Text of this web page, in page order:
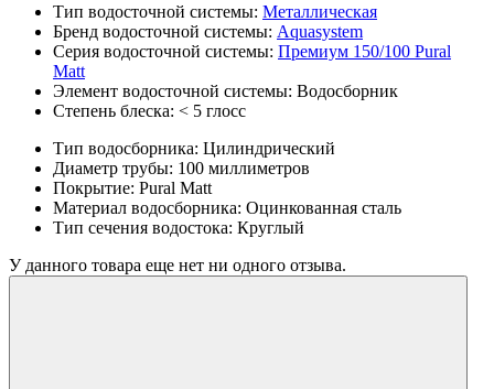
Тип водосточной системы: Металлическая
Бренд водосточной системы: Aquasystem
Серия водосточной системы: Премиум 150/100 Pural
Matt
Элемент водосточной системы: Водосборник
Степень блеска: < 5 глосс
Тип водосборника: Цилиндрический
Диаметр трубы: 100 миллиметров
Покрытие: Pural Matt
Материал водосборника: Оцинкованная сталь
Тип сечения водостока: Круглый
У данного товара еще нет ни одного отзыва.